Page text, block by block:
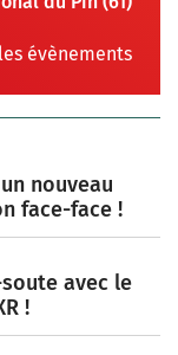
évènements
nouveau
face-face !
avec le
!